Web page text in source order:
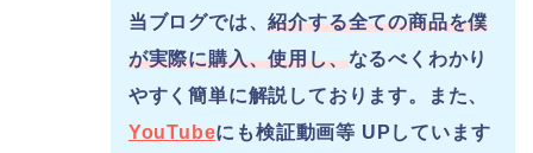
当ブログでは、紹介する全ての商品を僕
が実際に購入、使用し、なるべくわかり
やすく簡単に解説しております。また、
YouTubeにも検証動画等 UPしています